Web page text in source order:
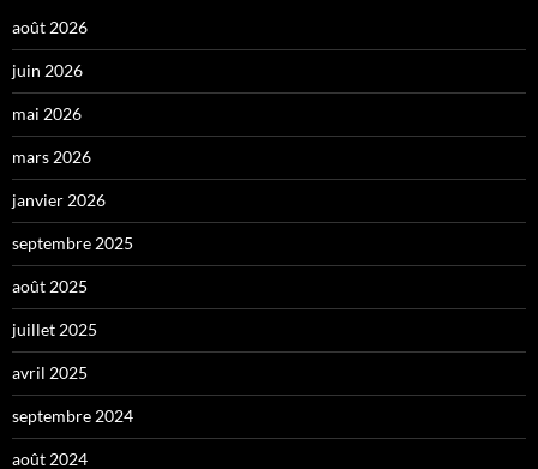
août 2026
juin 2026
mai 2026
mars 2026
janvier 2026
septembre 2025
août 2025
juillet 2025
avril 2025
septembre 2024
août 2024